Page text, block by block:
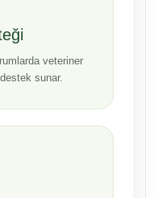
veteriner
sunar.